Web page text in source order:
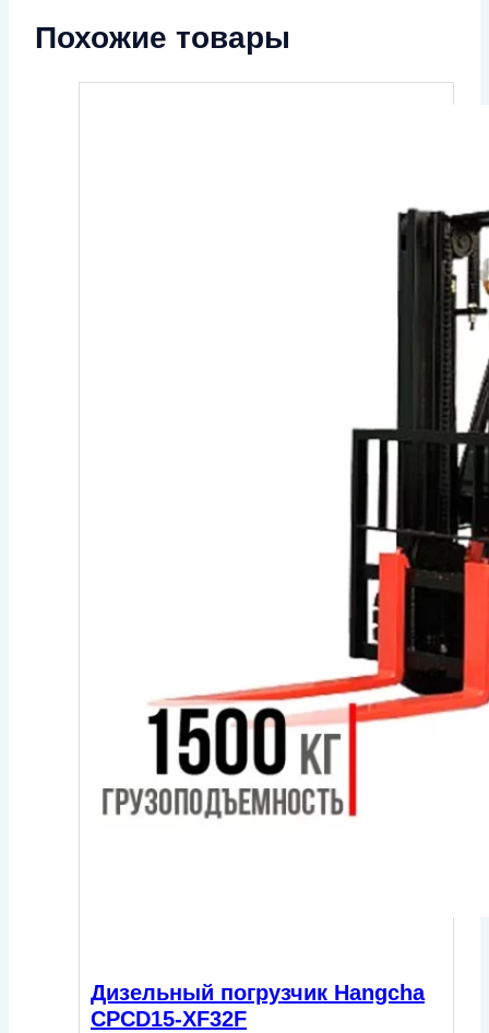
Похожие товары
Дизельный погрузчик Hangcha
CPCD15-XF32F